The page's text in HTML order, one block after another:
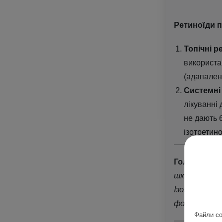
Файли
Ретиноїди
Топічні
Системні
не дають
Головна
шкірою.
формах